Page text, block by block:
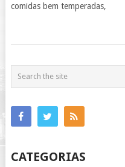
comidas bem temperadas,
CATEGORIAS